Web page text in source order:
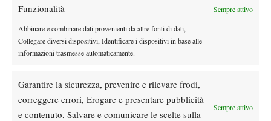
Funzionalità Sempre attivo
Abbinare e combinare dati provenienti da altre fonti di dati,
Collegare diversi dispositivi, Identificare i dispositivi in base alle
informazioni trasmesse automaticamente.
Garantire la sicurezza, prevenire e rilevare frodi,
correggere errori, Erogare e presentare pubblicità
e contenuto, Salvare e comunicare le scelte sulla
Sempre attivo
DI TENDENZA
Masters 1000 Montreal 2026:
Bolelli/Vavassori fuori al primo turno